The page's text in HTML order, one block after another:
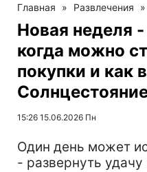
Главная » Развлечения »
Новая неделя
когда можно
покупки и как
15:26 15.06.2026 Пн
Один день может
- развернуть удачу